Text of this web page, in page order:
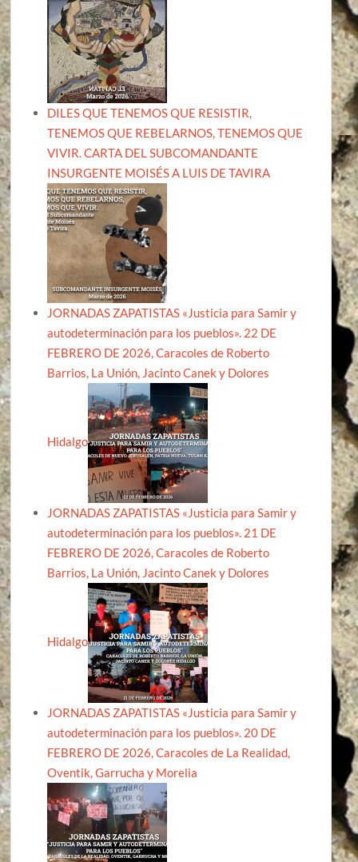
DILES QUE TENEMOS QUE RESISTIR,
TENEMOS QUE REBELARNOS, TENEMOS QUE
VIVIR. CARTA DEL SUBCOMANDANTE
INSURGENTE MOISÉS A LUIS DE TAVIRA
JORNADAS ZAPATISTAS «Justicia para Samir y
autodeterminación para los pueblos». 22 DE
FEBRERO DE 2026, Caracoles de Roberto
Barrios, La Unión, Jacinto Canek y Dolores
Hidalgo
JORNADAS ZAPATISTAS «Justicia para Samir y
autodeterminación para los pueblos». 21 DE
FEBRERO DE 2026, Caracoles de Roberto
Barrios, La Unión, Jacinto Canek y Dolores
Hidalgo
JORNADAS ZAPATISTAS «Justicia para Samir y
autodeterminación para los pueblos». 20 DE
FEBRERO DE 2026, Caracoles de La Realidad,
Oventik, Garrucha y Morelia